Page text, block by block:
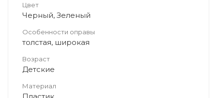
Цвет
Черный, Зеленый
Особенности оправы
толстая, широкая
Возраст
Детские
Материал
Пластик